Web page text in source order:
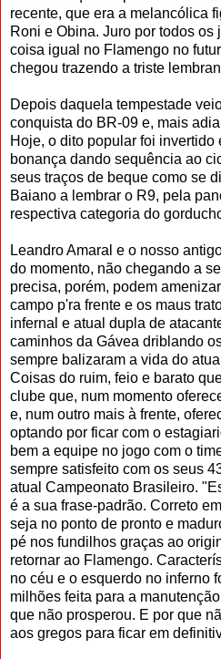
recente, que era a melancólica
Roni e Obina. Juro por todos
coisa igual no Flamengo no
chegou trazendo a triste
Depois daquela tempestade
conquista do BR-09 e, mais
Hoje, o dito popular foi invertido
bonança dando sequência ao
seus traços de beque como se
Baiano a lembrar o R9, pela
respectiva categoria do
Leandro Amaral e o nosso
do momento, não chegando a
precisa, porém, podem
campo p'ra frente e os maus
infernal e atual dupla de
caminhos da Gávea driblando
sempre balizaram a vida do
Coisas do ruim, feio e barato
clube que, num momento
e, num outro mais à frente,
optando por ficar com o
bem a equipe no jogo com o
sempre satisfeito com os seus
atual Campeonato Brasileiro.
é a sua frase-padrão. Correto
seja no ponto de pronto e
pé nos fundilhos graças ao
retornar ao Flamengo.
no céu e o esquerdo no inferno
milhões feita para a
que não prosperou. E por que
aos gregos para ficar em